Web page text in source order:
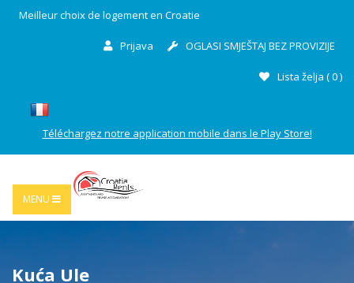
Meilleur choix de logement en Croatie
Prijava OGLASI SMJEŠTAJ BEZ PROVIZIJE
Lista želja (0)
Téléchargez notre application mobile dans le Play Store!
MENU
Kuća Ule